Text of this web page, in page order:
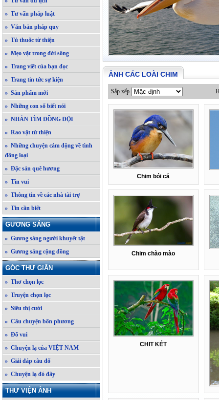
» Tư vấn pháp luật
» Văn bản pháp quy
» Tủ thuốc từ thiện
» Mẹo vặt trong đời sống
» Trang viết của bạn đọc
» Trang tin tức sự kiện
» Sản phẩm mới
» Những con số biết nói
» NHẮN TÌM ĐỒNG ĐỘI
» Rao vặt từ thiện
» Những chuyện cảm động về tình
đồng loại
» Đặc sản quê hương
» Tin vui
» Thông tin về các nhà tài trợ
» Tin cần biết
GƯƠNG SÁNG
» Gương sáng người khuyết tật
» Gương sáng cộng đồng
GÓC THƯ GIÃN
» Thơ chọn lọc
» Truyện chọn lọc
» Siêu thị cười
» Câu chuyện bốn phương
» Đố vui
» Chuyện lạ của VIỆT NAM
» Giải đáp câu đố
» Chuyện lạ đó đây
THƯ VIỆN ẢNH
ẢNH CÁC LOÀI CHIM
Sắp xếp
Chim bói cá
Chim chào mào
CHIT KÉT